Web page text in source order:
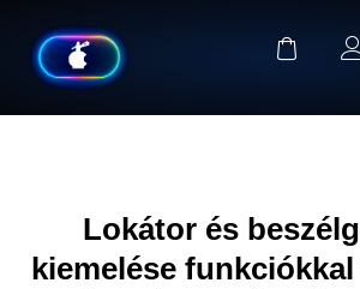
Lokátor és
kiemelése